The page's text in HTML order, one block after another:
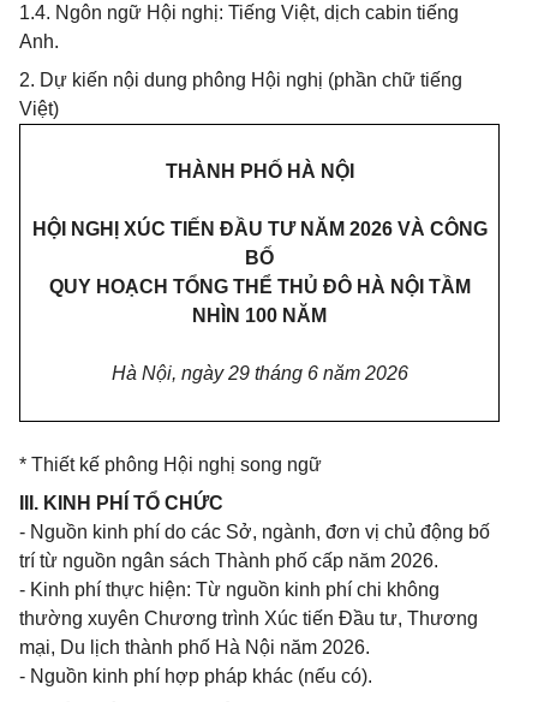
1.4. Ngôn ngữ Hội nghị: Tiếng Việt, dịch cabin tiếng
Anh.
2. Dự kiến nội dung phông Hội nghị (phần chữ tiếng
Việt)
THÀNH PHỐ HÀ NỘI
HỘI NGHỊ XÚC TIẾN ĐẦU TƯ NĂM 2026 VÀ CÔNG
BỐ
QUY HOẠCH TỔNG THỂ THỦ ĐÔ HÀ NỘI TẦM
NHÌN 100 NĂM
Hà Nội, ngày 29 tháng 6 năm 2026
* Thiết kế phông Hội nghị song ngữ
III. KINH PHÍ TỔ CHỨC
- Nguồn kinh phí do các Sở, ngành, đơn vị chủ động bố
trí từ nguồn ngân sách Thành phố cấp năm 2026.
- Kinh phí thực hiện: Từ nguồn kinh phí chi không
thường xuyên Chương trình Xúc tiến Đầu tư, Thương
mại, Du lịch thành phố Hà Nội năm 2026.
- Nguồn kinh phí hợp pháp khác (nếu có).